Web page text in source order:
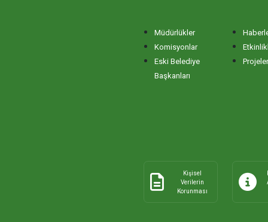
Müdürlükler
Komisyonlar
Eski Belediye
Başkanları
Projeler
Kişisel
Verilerin
Korunması